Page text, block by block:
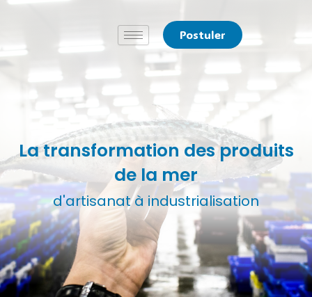
Aller
Postuler
La transformation des produits
de la mer
d'artisanat à industrialisation